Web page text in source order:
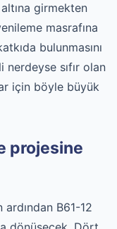
girmekten
masrafına
bulunmasını
sıfır olan
için böyle büyük
projesine
B61-12